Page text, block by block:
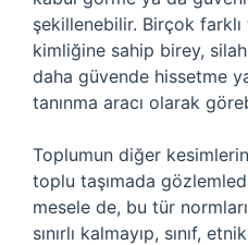
şekillenebilir. Birçok
kimliğine sahip birey,
daha güvende hissetme
tanınma aracı olarak
Toplumun diğer
toplu taşımada
mesele de, bu tür
sınırlı kalmayıp, sınıf,